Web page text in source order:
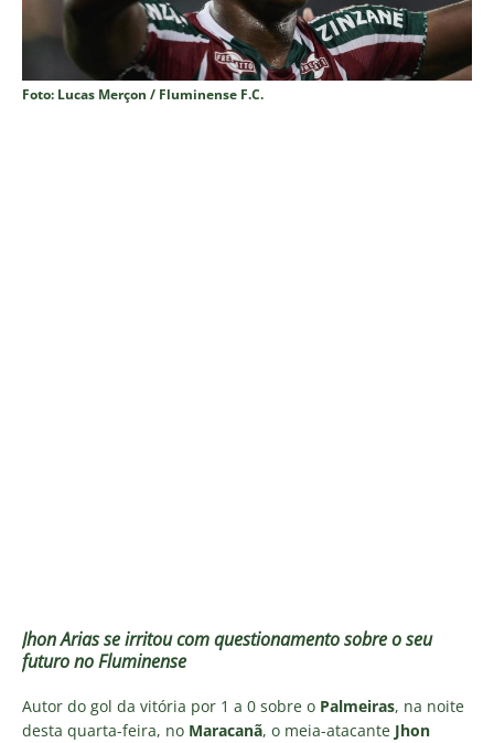
Foto: Lucas Merçon / Fluminense F.C.
Jhon Arias se irritou com questionamento sobre o seu
futuro no Fluminense
Autor do gol da vitória por 1 a 0 sobre o Palmeiras, na noite
desta quarta-feira, no Maracanã, o meia-atacante Jhon